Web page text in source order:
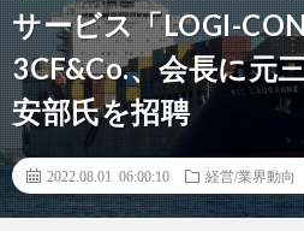
サービス「LOGI-
3CF&Co.、会長に元
安部氏を招聘
2022.08.01 06:00:10 経営/業界動向